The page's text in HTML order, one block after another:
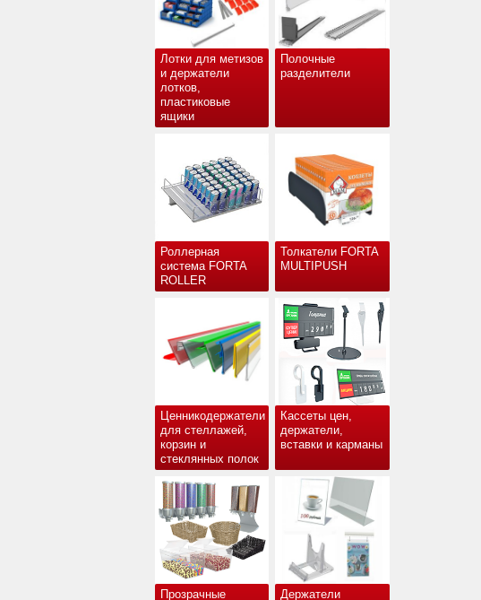
Лотки для метизов
и держатели
лотков,
пластиковые
ящики
Полочные
разделители
Роллерная
система FORTA
ROLLER
Толкатели FORTA
MULTIPUSH
Ценникодержатели
для стеллажей,
корзин и
стеклянных полок
Кассеты цен,
держатели,
вставки и карманы
Прозрачные Держатели